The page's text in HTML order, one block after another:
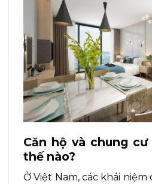
Căn hộ và chung
thế nào?
Ở Việt Nam, các khái